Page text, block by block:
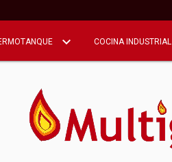
COCINA INDUSTRIAL